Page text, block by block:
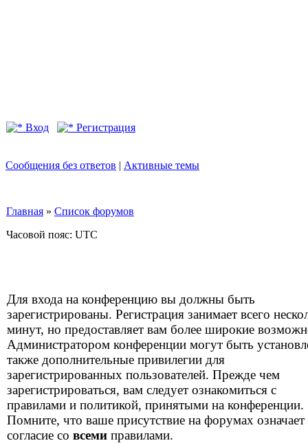
Вход Регистрация
Сообщения без ответов | Активные темы
Главная » Список форумов
Часовой пояс: UTC
Для входа на конференцию вы должны быть
зарегистрированы. Регистрация занимает всего
минут, но предоставляет вам более широкие
Администратором конференции могут быть
также дополнительные привилегии для
зарегистрированных пользователей. Прежде чем
зарегистрироваться, вам следует ознакомиться с
правилами и политикой, принятыми на конференции.
Помните, что ваше присутствие на форумах означает
согласие со всеми правилами.